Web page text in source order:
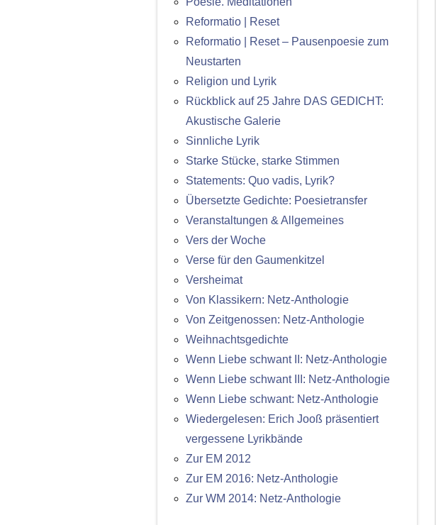
Reformatio | Reset
Reformatio | Reset – Pausenpoesie zum
Neustarten
Religion und Lyrik
Rückblick auf 25 Jahre DAS GEDICHT:
Akustische Galerie
Sinnliche Lyrik
Starke Stücke, starke Stimmen
Statements: Quo vadis, Lyrik?
Übersetzte Gedichte: Poesietransfer
Veranstaltungen & Allgemeines
Vers der Woche
Verse für den Gaumenkitzel
Versheimat
Von Klassikern: Netz-Anthologie
Von Zeitgenossen: Netz-Anthologie
Weihnachtsgedichte
Wenn Liebe schwant II: Netz-Anthologie
Wenn Liebe schwant III: Netz-Anthologie
Wenn Liebe schwant: Netz-Anthologie
Wiedergelesen: Erich Jooß präsentiert
vergessene Lyrikbände
Zur EM 2012
Zur EM 2016: Netz-Anthologie
Zur WM 2014: Netz-Anthologie